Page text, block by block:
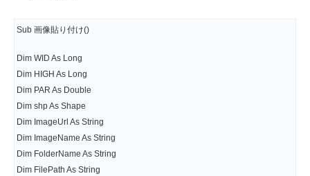
Sub 画像貼り付け()
Dim WID As Long
Dim HIGH As Long
Dim PAR As Double
Dim shp As Shape
Dim ImageUrl As String
Dim ImageName As String
Dim FolderName As String
Dim FilePath As String